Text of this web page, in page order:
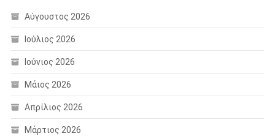
Αύγουστος 2026
Ιούλιος 2026
Ιούνιος 2026
Μάιος 2026
Απρίλιος 2026
Μάρτιος 2026